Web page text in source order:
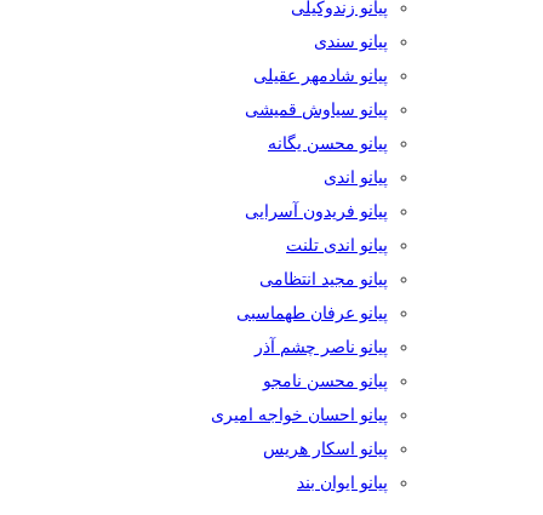
پیانو زندوکیلی
پیانو سندی
پیانو شادمهر عقیلی
پیانو سیاوش قمیشی
پیانو محسن یگانه
پیانو اندی
پیانو فریدون آسرایی
پیانو اندی تلنت
پیانو مجید انتظامی
پیانو عرفان طهماسبی
پیانو ناصر چشم آذر
پیانو محسن نامجو
پیانو احسان خواجه امیری
پیانو اسکار هریس
پیانو ایوان بند